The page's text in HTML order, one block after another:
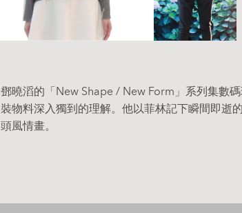
鄧曉滔的「New Shape / New Form」系列集數
裝物料深入獨到的理解。他以菲林記下瞬間即逝
頭風情畫。